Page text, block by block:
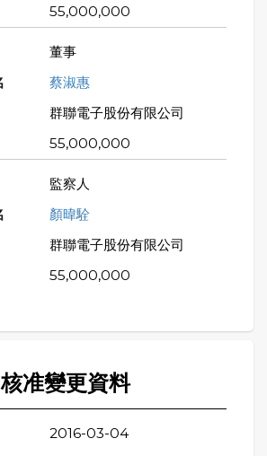
55,000,000
董事
蔡淑惠
群聯電子股份有限公司
55,000,000
監察人
顏暐駩
群聯電子股份有限公司
55,000,000
核准變更資料
2016-03-04